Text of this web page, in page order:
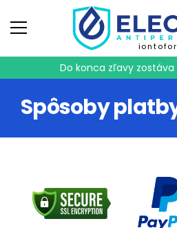
Do konca zľavy zostáva
Spôsoby